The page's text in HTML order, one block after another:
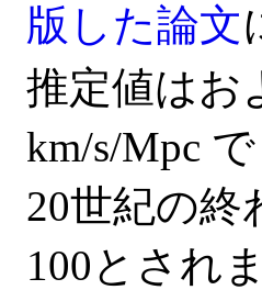
版した論文
推定値はお
km/s/Mpc
20世紀の終
100とされ